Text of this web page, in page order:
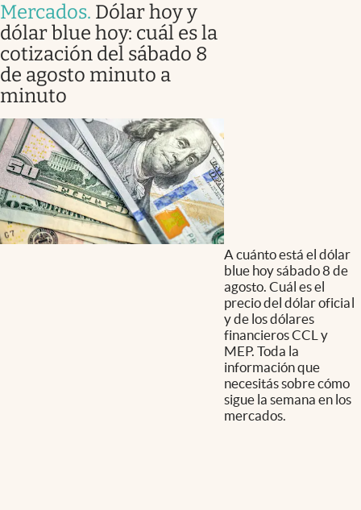
Mercados. Dólar hoy y
dólar blue hoy: cuál es la
cotización del sábado 8
de agosto minuto a
minuto
A cuánto está el dólar
blue hoy sábado 8 de
agosto. Cuál es el
precio del dólar oficial
y de los dólares
financieros CCL y
MEP. Toda la
información que
necesitás sobre cómo
sigue la semana en los
mercados.